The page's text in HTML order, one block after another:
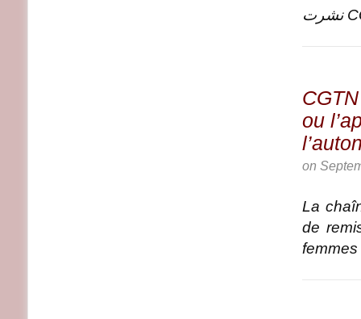
ou
on
La
de